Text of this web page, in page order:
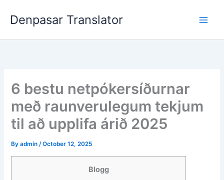
Denpasar Translator
6 bestu netpókersíðurnar
með raunverulegum tekjum
til að upplifa árið 2025
Byadmin/October 12, 2025
Blogg